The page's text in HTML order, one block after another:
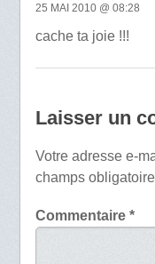
25 MAI 2010 @ 08:28
cache ta joie !!!
Laisser un
Votre adresse e-
champs
Commentaire *